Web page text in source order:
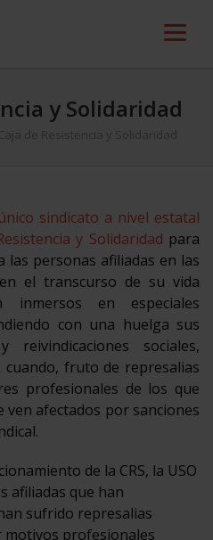
y Solidaridad
de Resistencia y Solidaridad
sindicato a nivel estatal
y Solidaridad para
las personas afiliadas en las
el transcurso de su vida
inmersos en especiales
con una huelga sus
reivindicaciones sociales,
cuando, fruto de represalias
profesionales de los que
ven afectados por sanciones
de la CRS, la USO
afiliadas que han
sufrido represalias
motivos profesionales